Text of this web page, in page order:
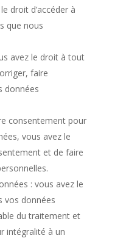
droit d’accéder à
que nous
avez le droit à tout
faire
données
consentement pour
vous avez le
et de faire
: vous avez le
vos données
du traitement et
intégralité à un